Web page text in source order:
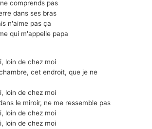
comprends pas
dans ses bras
n'aime pas ça
qui m'appelle papa
loin de chez moi
cet endroit, que je ne
loin de chez moi
le miroir, ne me ressemble pas
loin de chez moi
loin de chez moi